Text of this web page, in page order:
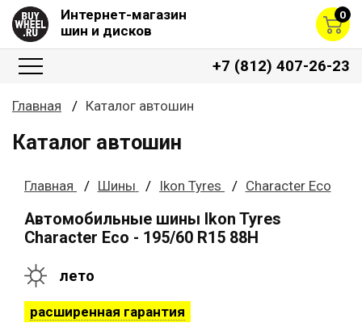
Интернет-магазин
шин и дисков
0
+7 (812) 407-26-23
Главная Каталог автошин
Каталог автошин
Главная Шины Ikon Tyres Character Eco
Автомобильные шины Ikon Tyres
Character Eco - 195/60 R15 88H
лето
расширенная гарантия